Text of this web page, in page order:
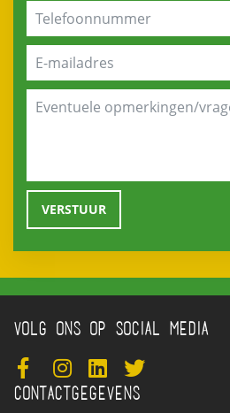
VOLG ONS OP SOCIAL MEDIA
CONTACTGEGEVENS